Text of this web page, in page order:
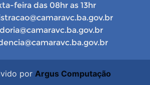
feira das 08hr as 13hr
por Argus Computação